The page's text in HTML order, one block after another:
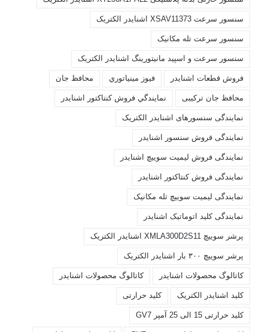
سنسور سرعت XSAV11373 اشنایدر الکتریک
سنسور سرعت تله مکانیک
سنسور سرعت و اسپید مانیتورینگ اشنایدر الکتریک
فروش قطعات اشنايدر فيوز مينياتوري محافظ جان
محافظ جان ترکیبی نمايندگي فروش کنتاکتور اشنايدر
نمایندگی سنسورهای اشنایدر الکتریک
نمایندگی فروش سنسور اشنایدر
نمایندگی فروش لیمیت سوییچ اشنایدر
نمایندگی فروش کنتاکتور اشنایدر
نمایندگی لیمیت سوییچ تله مکانیک
نمایندگی کلید اتوماتیک اشنایدر
پرشر سوییچ XMLA300D2S11 اشنایدر الکتریک
پرشر سوییچ ۳۰۰ بار اشنایدر الکتریک
کاتالوگ محصولات اشنايدر کاتالوگ محصولات اشنایدر
کليد اشنايدر الکتريک کليد حرارتی
کليد حرارتی 15 الی 25 آمپر GV7